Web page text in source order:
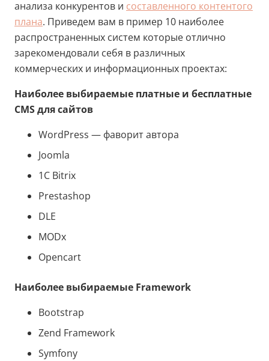
анализа конкурентов и составленного контентого
плана. Приведем вам в пример 10 наиболее
распространенных систем которые отлично
зарекомендовали себя в различных
коммерческих и информационных проектах:
Наиболее выбираемые платные и бесплатные
CMS для сайтов
WordPress — фаворит автора
Joomla
1C Bitrix
Prestashop
DLE
MODx
Opencart
Наиболее выбираемые Framework
Bootstrap
Zend Framework
Symfony